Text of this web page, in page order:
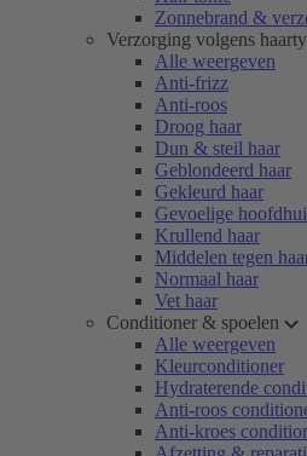
Zonnebrand &
Verzorging volgens
Alle weergeven
Anti-frizz
Anti-roos
Droog haar
Dun & steil haar
Geblondeerd haar
Gekleurd haar
Gevoelige
Krullend haar
Middelen tegen
Normaal haar
Vet haar
Conditioner & spoelen
Alle weergeven
Kleurconditioner
Hydraterende
Anti-roos
Anti-kroes